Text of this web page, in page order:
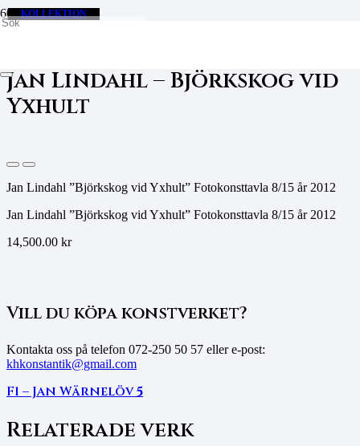
Hem
Fotokonst
Jan Lindahl – Björkskog vid
Yxhult
Jan Lindahl ”Björkskog vid Yxhult” Fotokonsttavla 8/15 år 2012
Jan Lindahl ”Björkskog vid Yxhult” Fotokonsttavla 8/15 år 2012
14,500.00 kr
Vill du köpa konstverket?
Kontakta oss på telefon 072-250 50 57 eller e-post:
khkonstantik@gmail.com
F1 – Jan Wärnelöv5
Relaterade verk
EXKLUSIV
KOLLEKTION